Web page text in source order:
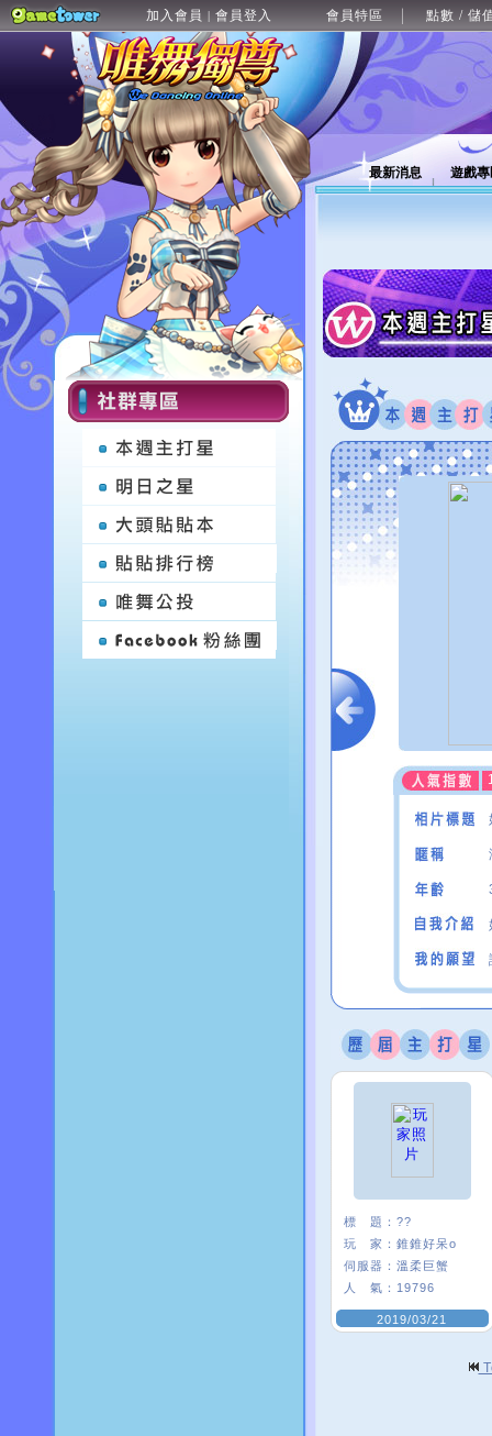
加入會員 | 會員登入 會員特區 點數 / 儲
最新消息 遊戲
標 題： ??
玩 家： 錐錐好呆o
伺服器： 溫柔巨蟹
人 氣： 19796
2019/03/21